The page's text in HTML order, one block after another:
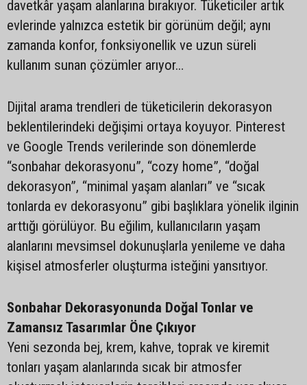
davetkâr yaşam alanlarına bırakıyor. Tüketiciler artık
evlerinde yalnızca estetik bir görünüm değil; aynı
zamanda konfor, fonksiyonellik ve uzun süreli
kullanım sunan çözümler arıyor…
Dijital arama trendleri de tüketicilerin dekorasyon
beklentilerindeki değişimi ortaya koyuyor. Pinterest
ve Google Trends verilerinde son dönemlerde
“sonbahar dekorasyonu”, “cozy home”, “doğal
dekorasyon”, “minimal yaşam alanları” ve “sıcak
tonlarda ev dekorasyonu” gibi başlıklara yönelik ilginin
arttığı görülüyor. Bu eğilim, kullanıcıların yaşam
alanlarını mevsimsel dokunuşlarla yenileme ve daha
kişisel atmosferler oluşturma isteğini yansıtıyor.
Sonbahar Dekorasyonunda Doğal Tonlar ve
Zamansız Tasarımlar Öne Çıkıyor
Yeni sezonda bej, krem, kahve, toprak ve kiremit
tonları yaşam alanlarında sıcak bir atmosfer